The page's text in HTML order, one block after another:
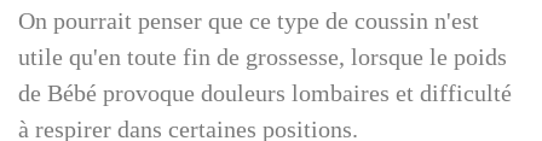
On pourrait penser que ce type de coussin n'est
utile qu'en toute fin de grossesse, lorsque le poids
de Bébé provoque douleurs lombaires et difficulté
à respirer dans certaines positions.